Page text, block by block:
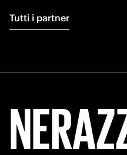
Tutti i partner